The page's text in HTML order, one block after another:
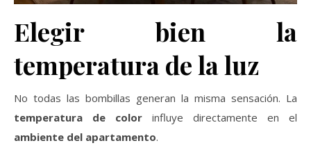
Elegir bien la
temperatura de la luz
No todas las bombillas generan la misma sensación. La
temperatura de color influye directamente en el
ambiente del apartamento.